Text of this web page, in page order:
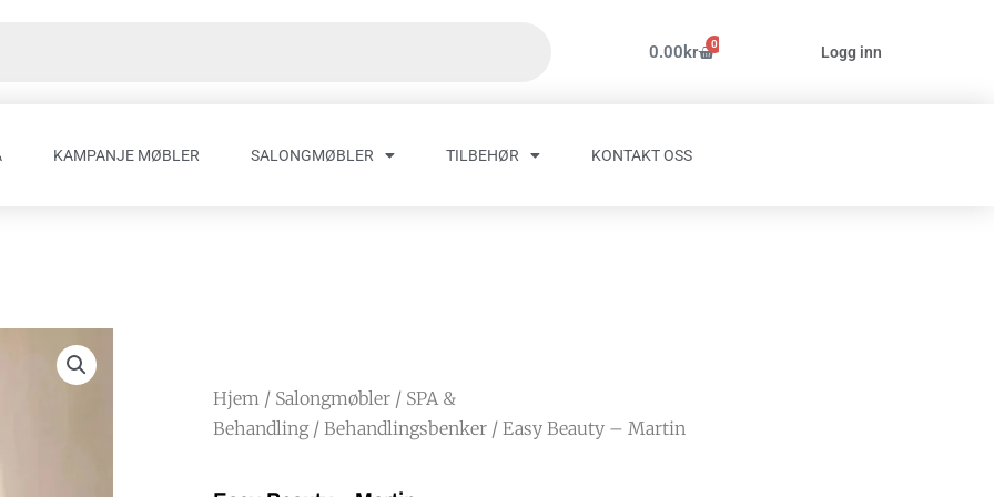
0.00kr 0
Handlekurv Logg inn
KAMPANJE MØBLER SALONGMØBLER TILBEHØR KONTAKT OSS
Hjem / Salongmøbler / SPA &
Behandling/ Behandlingsbenker / Easy Beauty – Martin